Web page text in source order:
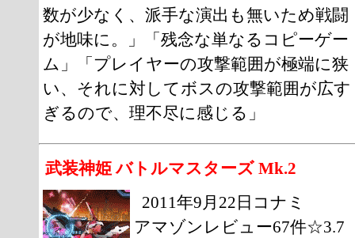
数が少なく、派手な演出も無いため戦闘
が地味に。」「残念な単なるコピーゲー
ム」「プレイヤーの攻撃範囲が極端に狭
い、それに対してボスの攻撃範囲が広す
ぎるので、理不尽に感じる」
武装神姫 バトルマスターズ Mk.2
2011年9月22日コナミ
アマゾンレビュー67件☆3.7